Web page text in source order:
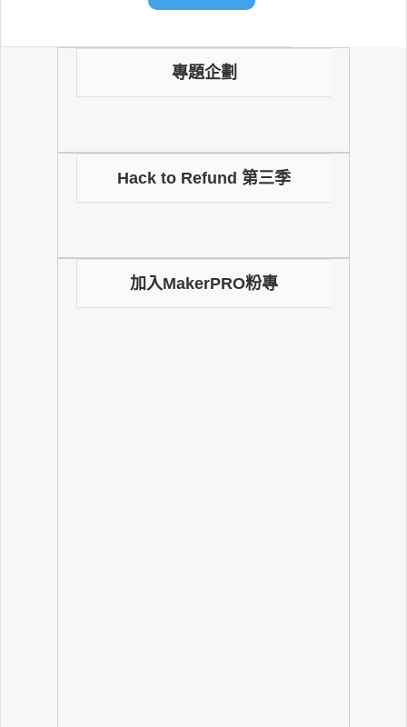
專題企劃
Hack to Refund 第三季
加入MakerPRO粉專